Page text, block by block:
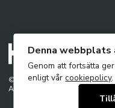
© 2026 - HF Sport AB
Alla rättigheter förbehållna
Denna webbplats
Genom att fortsätta
enligt vårcookiepolicy.